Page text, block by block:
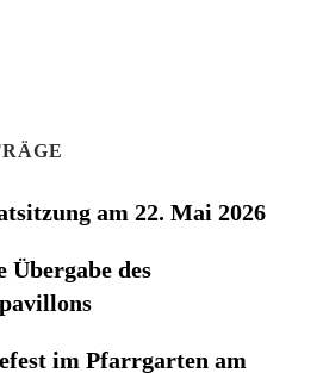
am 22. Mai 2026
Übergabe des
im Pfarrgarten am